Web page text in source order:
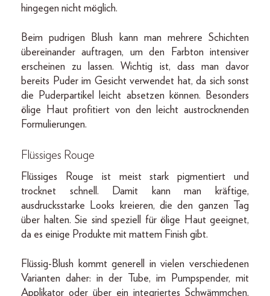
hingegen nicht möglich.
Beim pudrigen Blush kann man mehrere Schichten
übereinander auftragen, um den Farbton intensiver
erscheinen zu lassen. Wichtig ist, dass man davor
bereits Puder im Gesicht verwendet hat, da sich sonst
die Puderpartikel leicht absetzen können. Besonders
ölige Haut profitiert von den leicht austrocknenden
Formulierungen.
Flüssiges Rouge
Flüssiges Rouge ist meist stark pigmentiert und
trocknet schnell. Damit kann man kräftige,
ausdrucksstarke Looks kreieren, die den ganzen Tag
über halten. Sie sind speziell für ölige Haut geeignet,
da es einige Produkte mit mattem Finish gibt.
Flüssig-Blush kommt generell in vielen verschiedenen
Varianten daher: in der Tube, im Pumpspender, mit
Applikator oder über ein integriertes Schwämmchen,